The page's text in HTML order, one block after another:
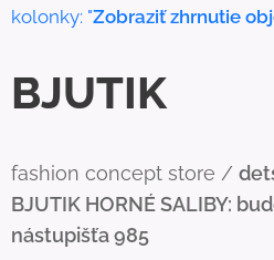
kolonky: "Zobraziť zhrnutie
BJUTIK
fashion concept store /
BJUTIK HORNÉ SALIBY:
nástupišťa 985